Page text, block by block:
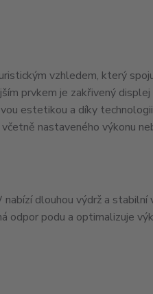
vzhledem, který
prvkem je zakřivený displej
estetikou a díky
nastaveného výkonu
nabízí dlouhou výdrž a stabilní
odpor podu a optimalizuje